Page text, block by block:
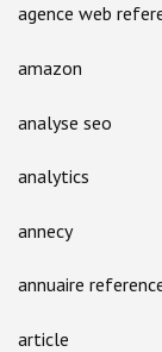
agence web
amazon
analyse seo
analytics
annecy
annuaire
article